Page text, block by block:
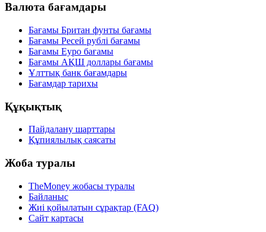
Валюта бағамдары
Бағамы Британ фунты бағамы
Бағамы Ресей рублі бағамы
Бағамы Еуро бағамы
Бағамы АҚШ доллары бағамы
Ұлттық банк бағамдары
Бағамдар тарихы
Құқықтық
Пайдалану шарттары
Құпиялылық саясаты
Жоба туралы
TheMoney жобасы туралы
Байланыс
Жиі қойылатын сұрақтар (FAQ)
Сайт картасы